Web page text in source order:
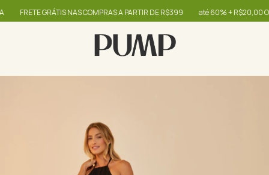
FRETE GRÁTIS NAS COMPRAS A PARTIR DE R$399 até 60% + R$20,00 OFF